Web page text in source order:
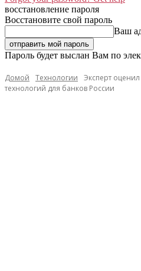
восстановление пароля
Восстановите свой пароль
Ваш
Пароль будет выслан Вам по
Домой Технологии
Эксперт оценил
технологий для банков России